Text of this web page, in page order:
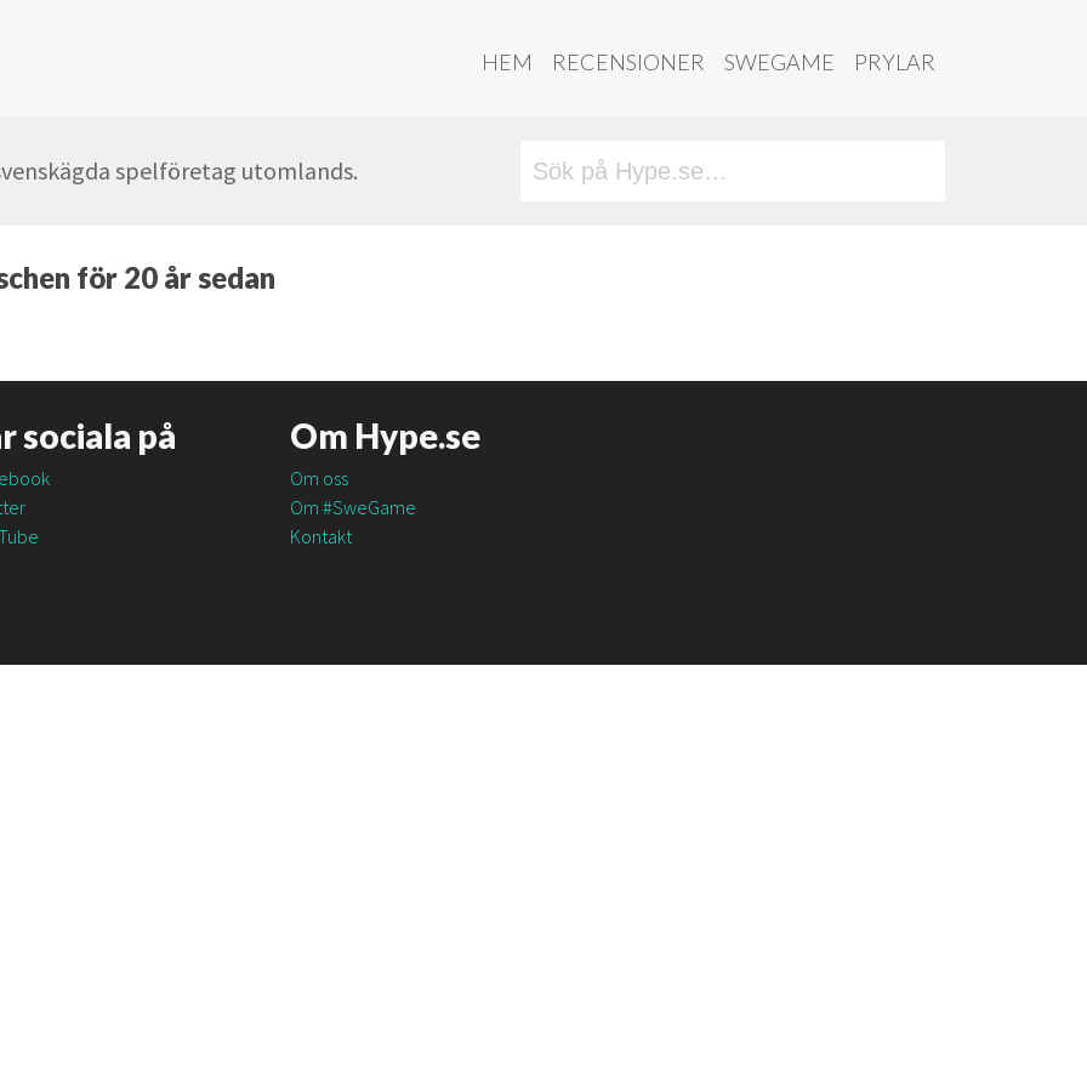
HEM RECENSIONER SWEGAME PRYLAR
spelföretag utomlands.
för 20 år sedan
sociala på Om Hype.se
Om oss
Om #SweGame
Kontakt